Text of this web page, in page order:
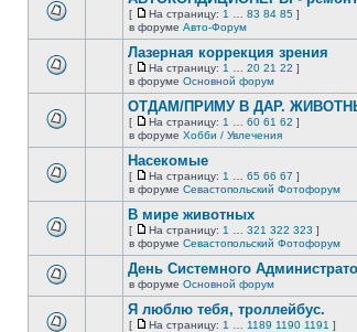
непрочитанных
сообщений.
этой
непрочитанных
сообщений.
[
На
страницу
На страницу: 1 83 84 85 ]
в форуме Авто-Форум
этой
непрочитанных
сообщений.
Лазерная коррекция зрения
[
На
страницу
На страницу: 1 20 21 22 ]
в форуме Основной форум
этой
непрочитанных
сообщений.
ОТДАМ/ПРИМУ В ДАР.
[
На
страницу
На страницу: 1 60 61 62 ]
в форуме Хобби / Увлечения
этой
непрочитанных
сообщений.
Насекомые
[
На
страницу
На страницу: 1 65 66 67 ]
в форуме Севастопольский Фотофорум
этой
непрочитанных
сообщений.
В мире животных
[
На
страницу
На страницу: 1 321 322 323 ]
в форуме Севастопольский Фотофорум
День Системного
в форуме Основной форум
Я люблю тебя, троллейбус.
[
На страницу: 1 1189 1190 1191 ]